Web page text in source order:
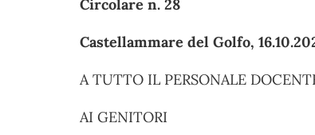
Circolare n. 28
Castellammare del Golfo,
A TUTTO IL PERSONALE
AI GENITORI